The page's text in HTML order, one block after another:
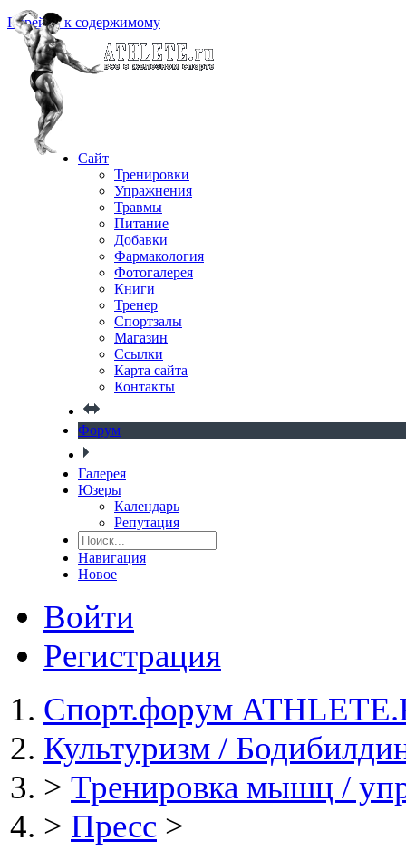
Перейти к содержимому
Сайт
Тренировки
Упражнения
Травмы
Питание
Добавки
Фармакология
Фотогалерея
Книги
Тренер
Спортзалы
Магазин
Ссылки
Карта сайта
Контакты
Форум
Галерея
Юзеры
Календарь
Репутация
Навигация
Новое
Войти
Регистрация
Спорт.форум
Культуризм /
> Тренировка мышц /
> Пресс >